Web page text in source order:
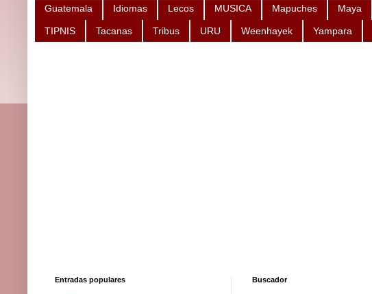
Guatemala Idiomas Lecos MUSICA Mapuches Maya
TIPNIS Tacanas Tribus URU Weenhayek Yampara
Buscador
Entradas populares